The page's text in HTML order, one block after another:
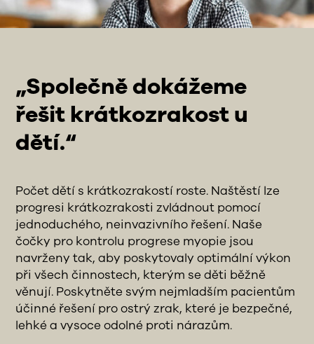
„Společně dokážeme
řešit krátkozrakost u
dětí.“
Počet dětí s krátkozrakostí roste. Naštěstí lze
progresi krátkozrakosti zvládnout pomocí
jednoduchého, neinvazivního řešení. Naše
čočky pro kontrolu progrese myopie jsou
navrženy tak, aby poskytovaly optimální výkon
při všech činnostech, kterým se děti běžně
věnují. Poskytněte svým nejmladším pacientům
účinné řešení pro ostrý zrak, které je bezpečné,
lehké a vysoce odolné proti nárazům.